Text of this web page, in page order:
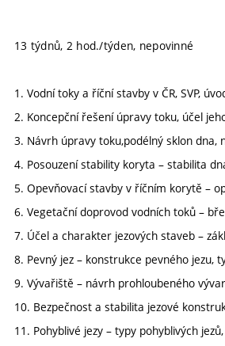
13 týdnů, 2 hod./týden, nepovinné
1. Vodní toky a říční stavby v ČR, SVP,
2. Koncepční řešení úpravy toku, účel
3. Návrh úpravy toku,podélný sklon dna,
4. Posouzení stability koryta – stabilita
5. Opevňovací stavby v říčním korytě –
6. Vegetační doprovod vodních toků –
7. Účel a charakter jezových staveb –
8. Pevný jez – konstrukce pevného jezu,
9. Vývařiště – návrh prohloubeného
10. Bezpečnost a stabilita jezové
11. Pohyblivé jezy – typy pohyblivých